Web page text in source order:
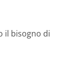
il bisogno di